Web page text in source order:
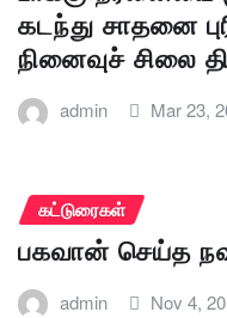
கடந்து சாதனை
நினைவுச் சிலை
admin Mar 23,
கட்டுரைகள்
பகவான் செய்த
admin Nov 4,